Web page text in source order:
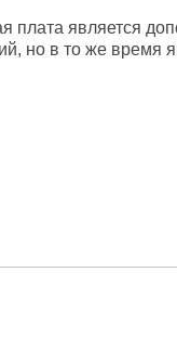
плата является
но в то же время